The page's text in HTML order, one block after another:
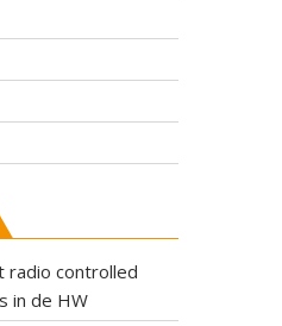
radio controlled
in de HW